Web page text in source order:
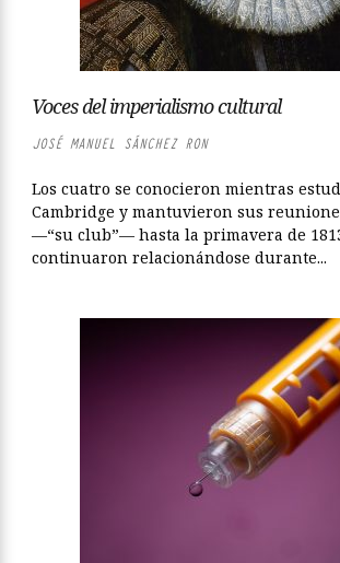
Voces del imperialismo cultural
JOSÉ MANUEL SÁNCHEZ RON
Los cuatro se conocieron mientras
Cambridge y mantuvieron sus
—“su club”— hasta la primavera de
continuaron relacionándose durante...